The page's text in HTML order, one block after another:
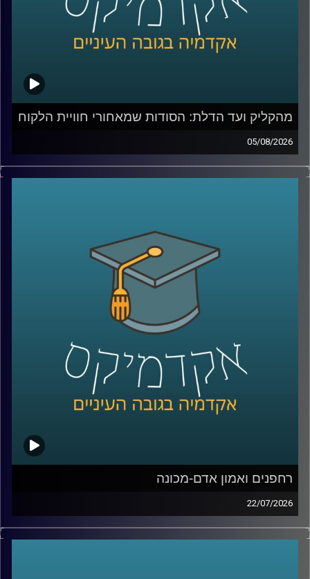
מהקליק ועד הדלת: הסודות שמאחורי חוויית הלקוח
05/08/2026
כולנו מזמינים היום כמעט הכול בלחיצת כפתור, אוכל, בגדים,
תרופות, אפילו את הקניות לסוף השבוע. אבל כמה מאיתנו
שגורמת לנו לחזור שוב ושוב, ואיך משלבים בין טכנולוגיה,
דאטה, לוגיסטיקה ובעיקר הבנה של בני אדם?
כדי לדבר על כל זה נמצא איתי היום צביקה ביידא, לשעבר
נדבר על מה באמת עומד מאחורי חוויית לקוח טובה, איך
ארגונים חושבים על חדשנות, ואיך בינה מלאכותית הולכת
לשנות את הדרך שבה כולנו קונים, עובדים ומקבלים החלטות
קרדיט תמונות:AudioVersity
רחפנים ואמון אדם-מכונה
22/07/2026
אם לפני עשור היינו אומרים את המילה “רחפן”, כנראה שהיינו
חושבים על צילום מהאוויר או על גאדג’ט מגניב. היום התמונה